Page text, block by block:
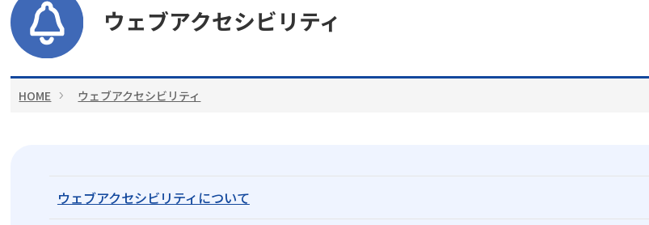
ウェブアクセシビリティ
HOME ウェブアクセシビリティ
ウェブアクセシビリティについて